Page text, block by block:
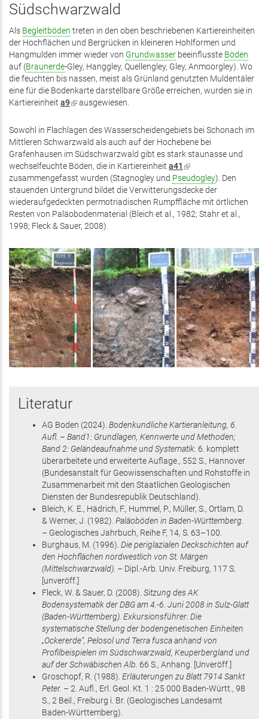
Südschwarzwald
Als Begleitböden treten in den oben beschriebenen Kartiereinheiten
der Hochflächen und Bergrücken in kleineren Hohlformen und
Hangmulden immer wieder von Grundwasser beeinflusste Böden
auf (Braunerde-Gley, Hanggley, Quellengley, Gley, Anmoorgley). Wo
die feuchten bis nassen, meist als Grünland genutzten Muldentäler
eine für die Bodenkarte darstellbare Größe erreichen, wurden sie in
Kartiereinheit a9(Link
extern)
ausgewiesen.
Sowohl in Flachlagen des Wasserscheidengebiets bei Schonach im
Mittleren Schwarzwald als auch auf der Hochebene bei
Grafenhausen im Südschwarzwald gibt es stark staunasse und
wechselfeuchte Böden, die in Kartiereinheit a41 (Link
ist
extern)
zusammengefasst wurden (Stagnogley und Pseudogley). Den
stauenden Untergrund bildet die Verwitterungsdecke der
wiederaufgedeckten permotriadischen Rumpffläche mit örtlichen
Resten von Paläobodenmaterial (Bleich et al., 1982; Stahr et al.,
1998; Fleck & Sauer, 2008).
Literatur
AG Boden (2024). Bodenkundliche Kartieranleitung, 6.
Aufl. – Band1: Grundlagen, Kennwerte und Methoden;
Band 2: Geländeaufnahme und Systematik. 6. komplett
überarbeitete und erweiterte Auflage., 552 S., Hannover
(Bundesanstalt für Geowissenschaften und Rohstoffe in
Zusammenarbeit mit den Staatlichen Geologischen
Diensten der Bundesrepublik Deutschland).
Bleich, K. E., Hädrich, F., Hummel, P., Müller, S., Ortlam, D.
& Werner, J. (1982). Paläoböden in Baden-Württemberg.
– Geologisches Jahrbuch, Reihe F, 14, S. 63–100.
Burghaus, M. (1996). Die periglazialen Deckschichten auf
den Hochflächen nordwestlich von St. Märgen
(Mittelschwarzwald). – Dipl.-Arb. Univ. Freiburg, 117 S.
[unveröff.]
Fleck, W. & Sauer, D. (2008). Sitzung des AK
Bodensystematik der DBG am 4.-6. Juni 2008 in Sulz-Glatt
(Baden-Württemberg). Exkursionsführer: Die
systematische Stellung der bodengenetischen Einheiten
„Ockererde“, Pelosol und Terra fusca anhand von
Profilbeispielen im Südschwarzwald, Keuperbergland und
auf der Schwäbischen Alb. 66 S., Anhang. [Unveröff.]
Groschopf, R. (1988). Erläuterungen zu Blatt 7914 Sankt
Peter. – 2. Aufl., Erl. Geol. Kt. 1 : 25 000 Baden-Württ., 98
S., 2 Beil., Freiburg i. Br. (Geologisches Landesamt
Baden-Württemberg).